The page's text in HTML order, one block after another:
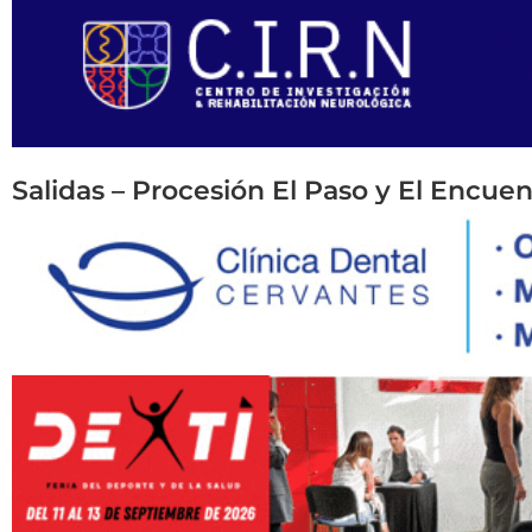
Salidas – Procesión El Paso y El